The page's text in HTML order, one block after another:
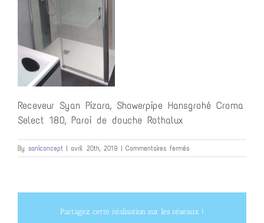
Receveur Syan Pizara, Showerpipe Hansgrohé Croma
Select 180, Paroi de douche Rothalux
By saniconcept | avril 20th, 2019 | Commentaires ferméssur
Receveur
Partagez cette réalisation sur les réseaux !